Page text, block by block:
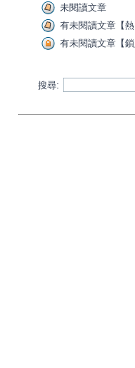
未閱讀文章
有未閱讀文章【熱
有未閱讀文章【鎖
搜尋: